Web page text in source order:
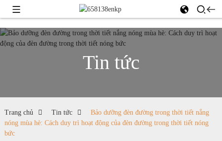
Tin tức
Trang chủ Tin tức
Bảo dưỡng đèn đường trong thời tiết nắng
nóng mùa hè: Cách duy trì hoạt động của đèn đường trong thời tiết nóng
bức